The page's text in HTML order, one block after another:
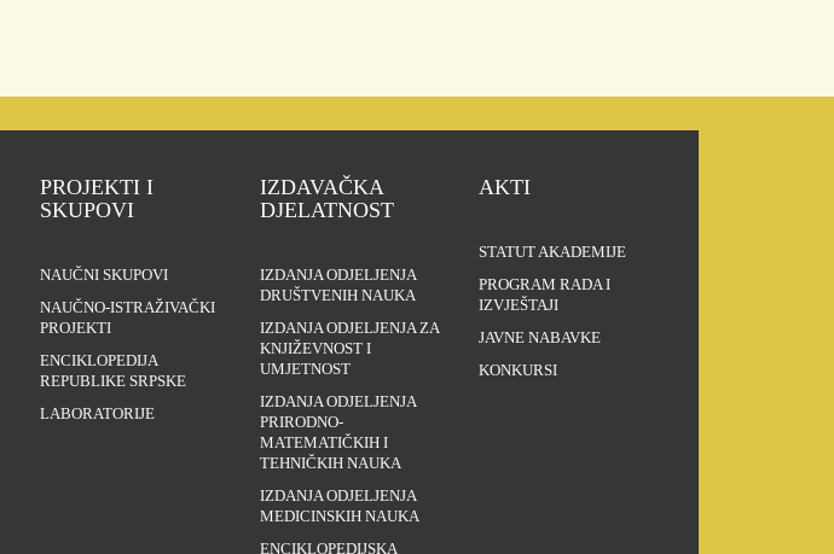
PROJEKTI I
SKUPOVI
NAUČNI SKUPOVI
NAUČNO-ISTRAŽIVAČKI
PROJEKTI
ENCIKLOPEDIJA
REPUBLIKE SRPSKE
LABORATORIJE
IZDAVAČKA
DJELATNOST
IZDANJA ODJELJENJA
DRUŠTVENIH NAUKA
IZDANJA ODJELJENJA ZA
KNJIŽEVNOST I
UMJETNOST
IZDANJA ODJELJENJA
PRIRODNO-
MATEMATIČKIH I
TEHNIČKIH NAUKA
IZDANJA ODJELJENJA
MEDICINSKIH NAUKA
ENCIKLOPEDIJSKA
AKTI
STATUT AKADEMIJE
PROGRAM RADA I
IZVJEŠTAJI
JAVNE NABAVKE
KONKURSI